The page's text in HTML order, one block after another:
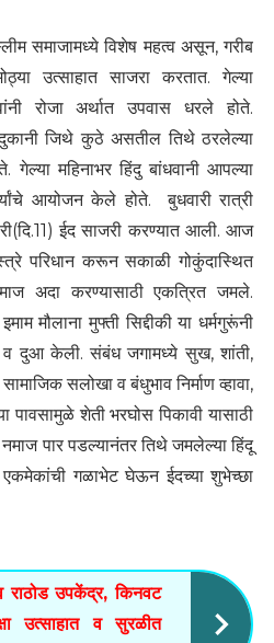
समाजामध्ये विशेष महत्व असून, गरीब
उत्साहात साजरा करतात. गेल्या
रोजा अर्थात उपवास धरले होते.
जिथे कुठे असतील तिथे ठरलेल्या
महिनाभर हिंदु बांधवानी आपल्या
आयोजन केले होते. बुधवारी रात्री
ईद साजरी करण्यात आली. आज
परिधान करून सकाळी गोकुंदास्थित
अदा करण्यासाठी एकत्रित जमले.
मौलाना मुफ्ती सिद्दीकी या धर्मगुरूंनी
दुआ केली. संबंध जगामध्ये सुख, शांती,
सलोखा व बंधुभाव निर्माण व्हावा,
पावसामुळे शेती भरघोस पिकावी यासाठी
पार पडल्यानंतर तिथे जमलेल्या हिंदू
एकमेकांची गळाभेट घेऊन ईदच्या शुभेच्छा
राठोड उपकेंद्र, किनवट
उत्साहात व सुरळीत